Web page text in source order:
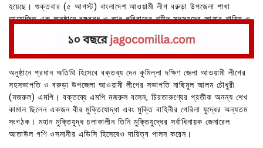
হয়েছে। শুক্তবার (৫ আগস্ট) বাংলাদেশ আওয়ামী লীগ বরুড়া উপজেলা শাখা
আয়োজিত এক অনুষ্ঠানে বঙ্গবন্ধু ও তার পরিবারের শহীদ সদস্যদের আত্মার শান্তি ও
অনুষ্ঠানে প্রধান অতিথি হিসেবে বক্তব্য দেন কুমিল্লা দক্ষিণ জেলা আওয়ামী লীগের
সহসভাপতি ও বরুড়া উপজেলা আওয়ামী লীগের সভাপতি নাছিমুল আলম চৌধুরী
(নজরুল) এমপি। বক্তব্যে এমপি নজরুল বলেন, চিরতারুণ্যের প্রতীক অনন্য শেখ
কামাল ছিলেন একজন বীর মুক্তিযোদ্ধা এবং মুক্তি বাহিনীর গেরিলা যুদ্ধের অন্যতম
সংগঠক। মহান মুক্তিযুদ্ধ চলাকালীন তিনি মুক্তিযুদ্ধের সর্বাধিনায়ক জেনারেল
আতাউল গণি ওসমানীর এডিসি হিসেবেও দায়িত্ব পালন করেন।